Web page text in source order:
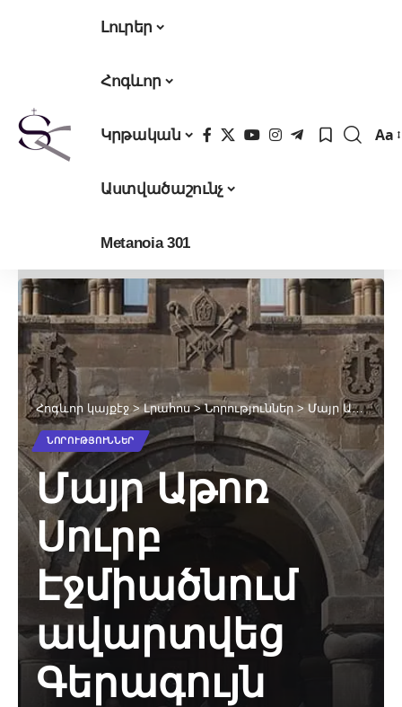
Լուրեր
Հոգևոր
Կրթական
Աստվածաշունչ
Metanoia 301
Aa
Հոգևոր կայքէջ>Լրահոս>Նորություններ> Մայր Աթոռ Սուրբ Էջմիածնում ավարտվեց Գերագույն հոգևոր խորհրդի ժողովը
ՆՈՐՈՒԹՅՈՒՆՆԵՐ
Մայր Աթոռ
Սուրբ
Էջմիածնում
ավարտվեց
Գերագույն